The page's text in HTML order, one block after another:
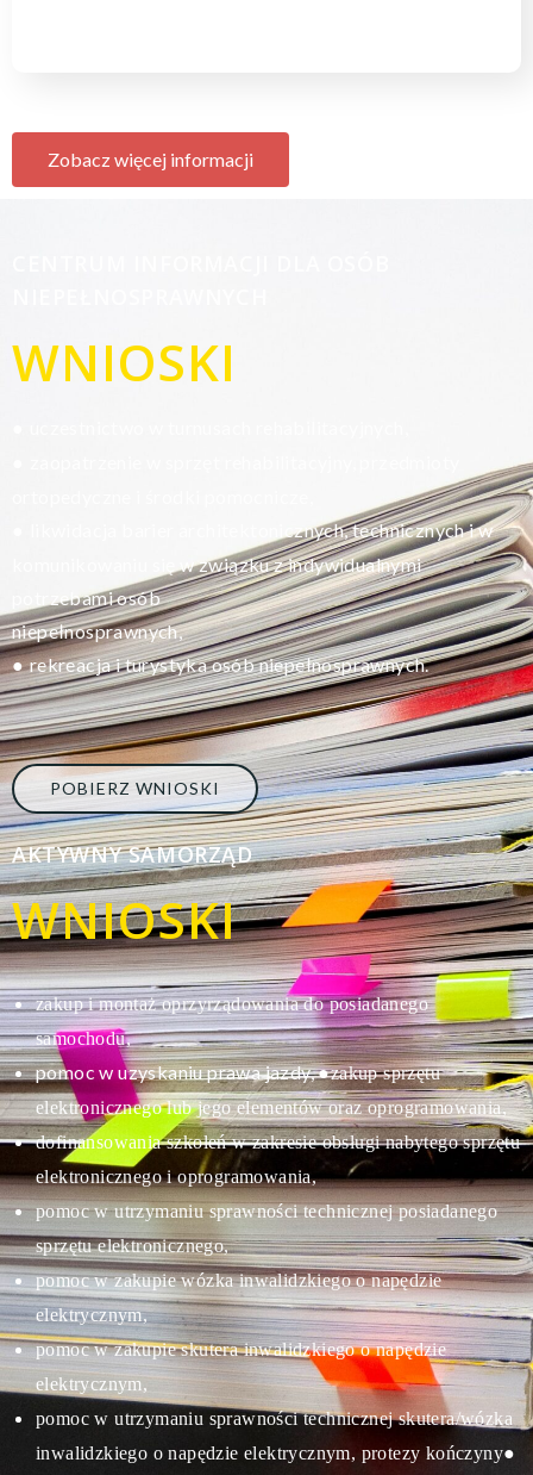
Zobacz więcej informacji
WNIOSKI
likwidacja barier architektonicznych, technicznych i w
komunikowaniu się w związku z indywidualnymi
potrzebami osób
niepełnosprawnych,
●rekreacja i turystyka osób niepełnosprawnych.
POBIERZ WNIOSKI
AKTYWNY SAMORZĄD
WNIOSKI
zakup i montaż oprzyrządowania do posiadanego
samochodu,
pomoc w uzyskaniu prawa jazdy,●zakup sprzętu
elektronicznego lub jego elementów oraz oprogramowania,
dofinansowania szkoleń w zakresie obsługi nabytego sprzętu
elektronicznego i oprogramowania,
pomoc w utrzymaniu sprawności technicznej posiadanego
sprzętu elektronicznego,
pomoc w zakupie wózka inwalidzkiego o napędzie
elektrycznym,
pomoc w zakupie skutera inwalidzkiego o napędzie
elektrycznym,
pomoc w utrzymaniu sprawności technicznej skutera/wózka
inwalidzkiego o napędzie elektrycznym, protezy kończyny●